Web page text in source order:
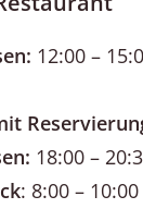
12:00 –
18:00 –
: 8:00 –